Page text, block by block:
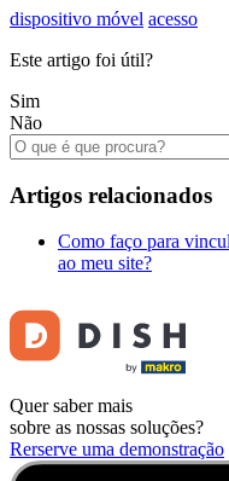
dispositivo móvel acesso
Este artigo foi útil?
Sim
Não
Artigos relacionados
Como faço para
ao meu site?
Quer saber mais
sobre as nossas soluções?
Rerserve uma demonstração